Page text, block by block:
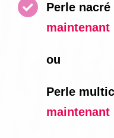
Perle nacré
ou
Perle